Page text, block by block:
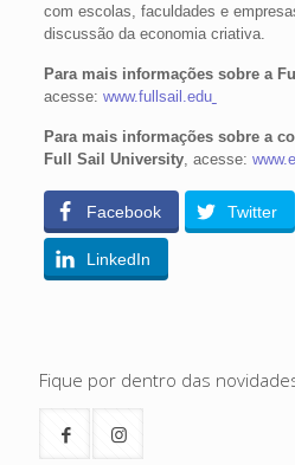
com escolas, faculdades e
discussão da economia criativa.
Para mais informações sobre a
acesse: www.fullsail.edu
Para mais informações sobre a
Full Sail University, acesse:
Facebook Twitter
LinkedIn
Fique por dentro das